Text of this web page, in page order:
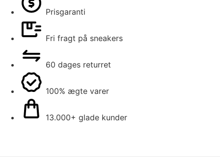
Prisgaranti
Fri fragt på sneakers
60 dages returret
100% ægte varer
13.000+ glade kunder